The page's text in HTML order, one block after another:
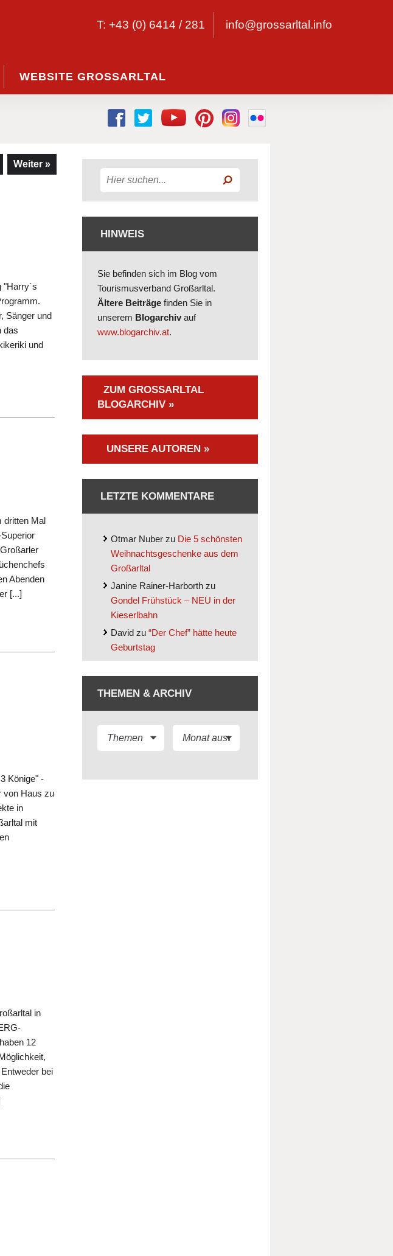
T: +43 (0) 6414 / 281 info@grossarltal.info
WEBSITE GROSSARLTAL
Weiter »
Sänger und
das
und
dritten Mal
Abenden
[...]
Könige" -
von Haus zu
in
mit
in
12
bei
HINWEIS
Sie befinden sich im Blog vom
Tourismusverband Großarltal.
Ältere Beiträgefinden Sie in
unserem Blogarchivauf
www.blogarchiv.at.
ZUM GROSSARLTAL B
LOGARCHIV »
UNSERE AUTOREN »
LETZTE KOMMENTARE
Otmar Nuberzu Die 5 schönsten
Weihnachtsgeschenke aus dem
Großarltal
Janine Rainer-Harborthzu
Gondel Frühstück – NEU in der
Kieserlbahn
Davidzu “Der Chef” hätte heute
Geburtstag
THEMEN & ARCHIV